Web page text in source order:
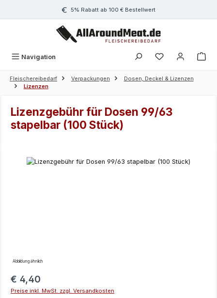
Zum Hauptinhalt springen5% Rabatt ab 100 € Bestellwert
Navigation
Fleischereibedarf Verpackungen
Dosen, Deckel & Lizenzen
Lizenzen
Lizenzgebühr für Dosen 99/63
stapelbar (100 Stück)
Bildergalerie überspringen
Abbildung ähnlich
Regulärer Preis:
€ 4,40
Preise inkl. MwSt. zzgl. Versandkosten